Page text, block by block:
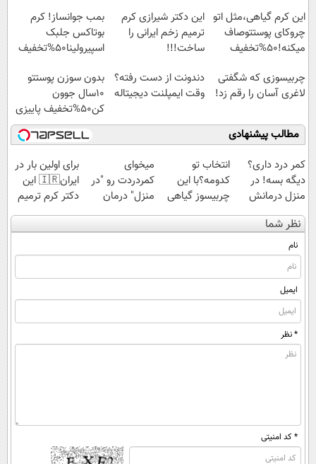
ساس
این کرم گیاهی،مثل اتو
چروکای پوستتوصاف
میکنه!50%تخفیف
این دکتر شیرازی کرم
ترمیم زخم ایرانی را
ساخت!!!
بمب جوانساز! کرم
بوتاکس جلبک
اسپیرولینا50%تخفیف
چربیسوزی که شگفتی
لاغری آسان را رقم زد!
دندونت از دست رفته؟
وقت ایمپلنت دیجیتاله
بدون سوزن پوستتو
10سال جوون
کن50%تخفیف پاییزی
مطالب پیشنهادی
کمر درد داری؟
دیگه بسه! در
منزل درمانش
کن
(◀پرسش‌نامه)
انتخاب تو
کدومه؟با این
چربیسوز گیاهی
مثل آب خوردن
لاغر شو!
میخوای
کمردردت رو "در
منزل" درمان
کنی؟ (◂فیلم +
◂پرسش‌نامه)
برای اولین بار در
ایران🇮🇷 این
دکتر کرم ترمیم
کننده 23 روزه
ساخت!
نظر شما
نام
ایمیل
* نظر
* کد امنیتی